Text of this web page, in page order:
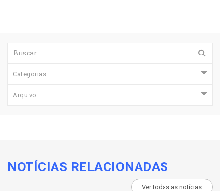
Categorias
Arquivo
NOTÍCIAS RELACIONADAS
Ver todas as notícias